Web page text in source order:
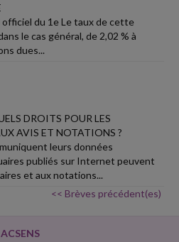
du 1e Le taux de cette
le cas général, de 2,02 % à
dues...
DROITS POUR LES
AVIS ET NOTATIONS ?
leurs données
publiés sur Internet peuvent
et aux notations...
<< Brèves précédent(es)
ACSENS